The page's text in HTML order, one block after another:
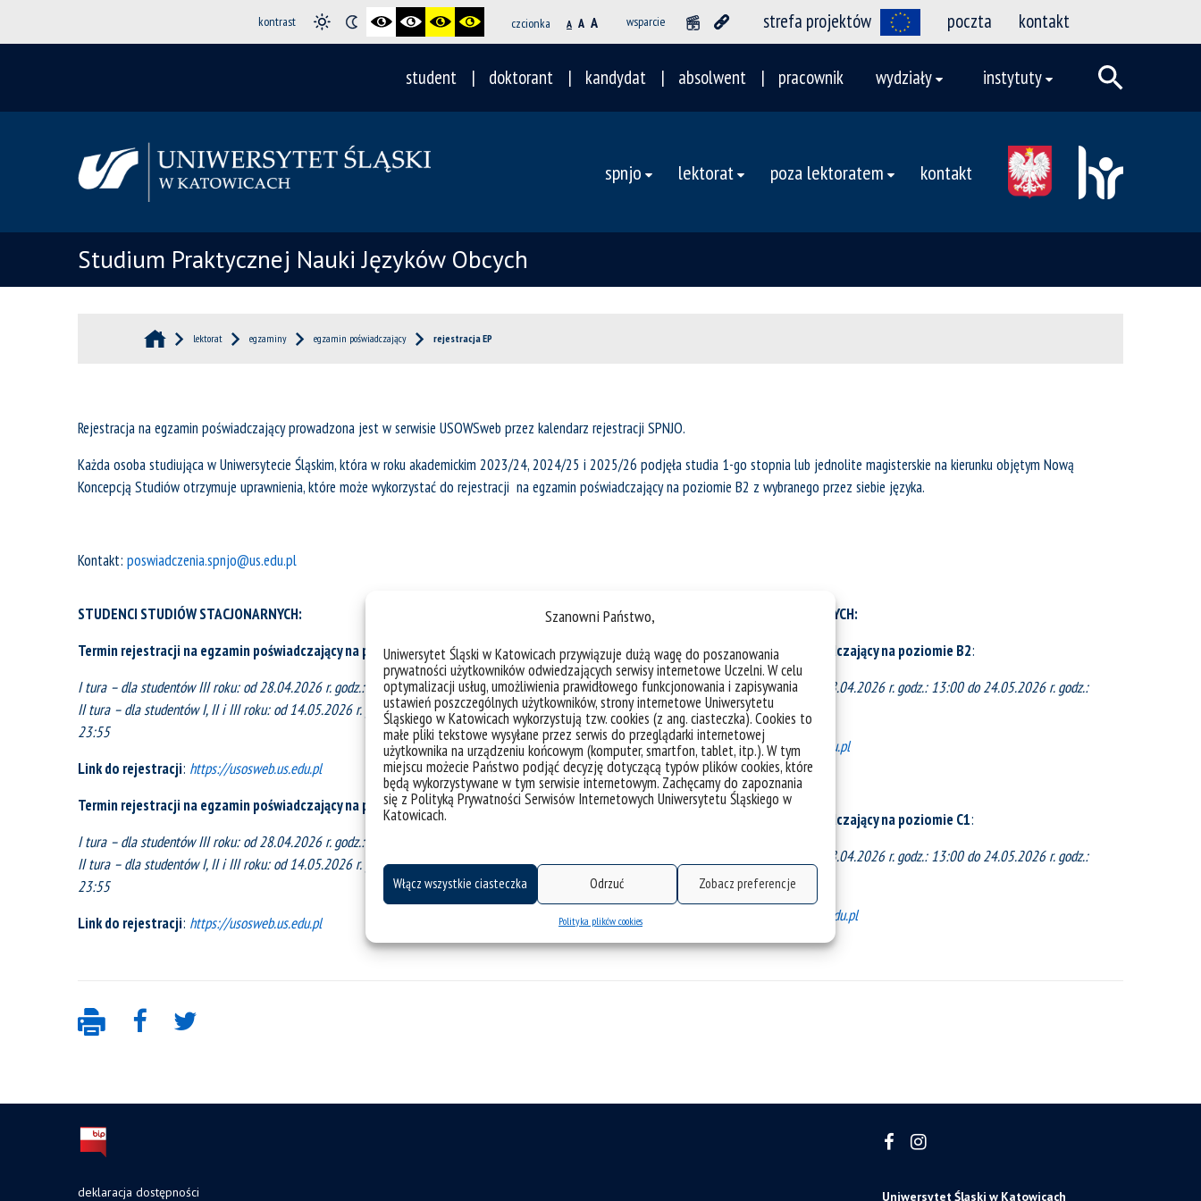
Szanowni Państwo,
Uniwersytet Śląski w Katowicach przywiązuje dużą wagę do poszanowania
prywatności użytkowników odwiedzających serwisy internetowe Uczelni. W celu
optymalizacji usług, umożliwienia prawidłowego funkcjonowania i zapisywania
ustawień poszczególnych użytkowników, strony internetowe Uniwersytetu
Śląskiego w Katowicach wykorzystują tzw. cookies (z ang. ciasteczka). Cookies to
małe pliki tekstowe wysyłane przez serwis do przeglądarki internetowej
użytkownika na urządzeniu końcowym (komputer, smartfon, tablet, itp.). W tym
miejscu możecie Państwo podjąć decyzję dotyczącą typów plików cookies, które
będą wykorzystywane w tym serwisie internetowym. Zachęcamy do zapoznania
się z Polityką Prywatności Serwisów Internetowych Uniwersytetu Śląskiego w
Katowicach.
Włącz wszystkie ciasteczka Odrzuć Zobacz preferencje
Polityka plików cookies
kontrast czcionka A A A wsparcie strefa projektów poczta kontakt
student doktorant kandydat absolwent pracownik wydziały instytuty
spnjo lektorat poza lektoratem kontakt
Studium Praktycznej Nauki Języków Obcych
lektorat egzaminy egzamin poświadczający rejestracja EP
Rejestracja na egzamin poświadczający prowadzona jest w serwisie USOWSweb przez kalendarz rejestracji SPNJO.
Każda osoba studiująca w Uniwersytecie Śląskim, która w roku akademickim 2023/24, 2024/25 i 2025/26 podjęła studia 1-go stopnia lub jednolite magisterskie na kierunku objętym Nową
Koncepcją Studiów otrzymuje uprawnienia, które może wykorzystać do rejestracji na egzamin poświadczający na poziomie B2 z wybranego przez siebie języka.
Kontakt: poswiadczenia.spnjo@us.edu.pl
STUDENCI STUDIÓW STACJONARNYCH:
Termin rejestracji na egzamin poświadczający na poziomie B2:
I tura – dla studentów III roku:od 28.04.2026 r. godz.: 13:00 do 10.05.2026 r. godz.: 23:55
II tura – dla studentów I, II i III roku: od 14.05.2026 r. godz.: 13:00 do 24.05.2026 r. godz.:
23:55
Link do rejestracji: https://usosweb.us.edu.pl
Termin rejestracji na egzamin poświadczający na poziomie C1:
I tura – dla studentów III roku:od 28.04.2026 r. godz.: 13:00 do 10.05.2026 r. godz.: 23:55
II tura – dla studentów I, II i III roku: od 14.05.2026 r. godz.: 13:00 do 24.05.2026 r. godz.:
23:55
Link do rejestracji: https://usosweb.us.edu.pl
STUDENCI STUDIÓW NIESTACJONARNYCH:
Termin rejestracji na egzamin poświadczający na poziomie B2:
I tura – dla studentów I, II i III roku:
od 28.04.2026 r. godz.: 13:00 do 24.05.2026 r. godz.:
23:55
Link do rejestracji:https://usosweb.us.edu.pl
.
Termin rejestracji na egzamin poświadczający na poziomie C1:
od 28.04.2026 r. godz.: 13:00 do 24.05.2026 r. godz.:
23:55
Link do rejestracji
https://usosweb.us.edu.pl
deklaracja dostępności Uniwersytet Śląski w Katowicach